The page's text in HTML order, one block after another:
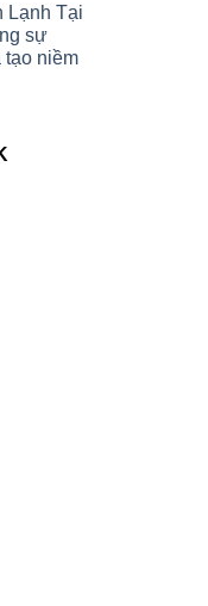
Lạnh Tại
sự
tạo niềm